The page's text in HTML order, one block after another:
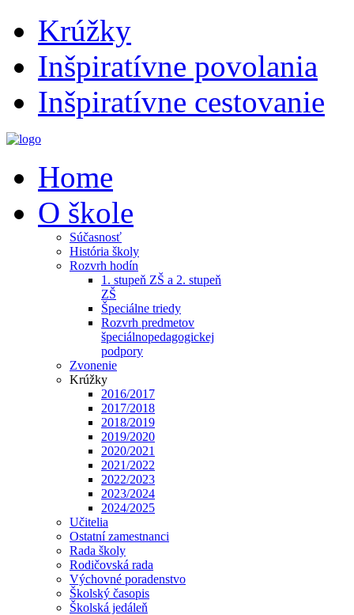
Krúžky
Inšpiratívne povolania
Inšpiratívne cestovanie
Home
O škole
Súčasnosť
História školy
Rozvrh hodín
1. stupeň ZŠ a 2. stupeň
ZŠ
Špeciálne triedy
Rozvrh predmetov
špeciálnopedagogickej
podpory
Zvonenie
Krúžky
2016/2017
2017/2018
2018/2019
2019/2020
2020/2021
2021/2022
2022/2023
2023/2024
2024/2025
Učitelia
Ostatní zamestnanci
Rada školy
Rodičovská rada
Výchovné poradenstvo
Školský časopis
Školská jedáleň